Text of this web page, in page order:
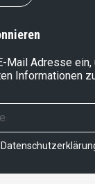
Mail Adresse ein,
Informationen